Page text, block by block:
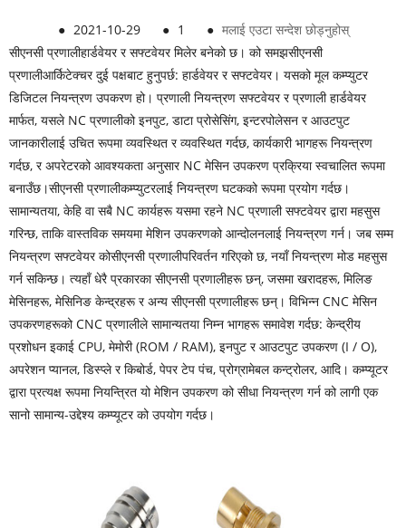
● 2021-10-29 ● 1 ● मलाई एउटा सन्देश छोड्नुहोस्
सीएनसी प्रणालीहार्डवेयर र सफ्टवेयर मिलेर बनेको छ। को समझसीएनसी
प्रणालीआर्किटेक्चर दुई पक्षबाट हुनुपर्छ: हार्डवेयर र सफ्टवेयर। यसको मूल कम्प्युटर
डिजिटल नियन्त्रण उपकरण हो। प्रणाली नियन्त्रण सफ्टवेयर र प्रणाली हार्डवेयर
मार्फत, यसले NC प्रणालीको इनपुट, डाटा प्रोसेसिंग, इन्टरपोलेसन र आउटपुट
जानकारीलाई उचित रूपमा व्यवस्थित र व्यवस्थित गर्दछ, कार्यकारी भागहरू नियन्त्रण
गर्दछ, र अपरेटरको आवश्यकता अनुसार NC मेसिन उपकरण प्रक्रिया स्वचालित रूपमा
बनाउँछ।सीएनसी प्रणालीकम्प्युटरलाई नियन्त्रण घटकको रूपमा प्रयोग गर्दछ।
सामान्यतया, केहि वा सबै NC कार्यहरू यसमा रहने NC प्रणाली सफ्टवेयर द्वारा महसुस
गरिन्छ, ताकि वास्तविक समयमा मेशिन उपकरणको आन्दोलनलाई नियन्त्रण गर्न। जब सम्म
नियन्त्रण सफ्टवेयर कोसीएनसी प्रणालीपरिवर्तन गरिएको छ, नयाँ नियन्त्रण मोड महसुस
गर्न सकिन्छ। त्यहाँ धेरै प्रकारका सीएनसी प्रणालीहरू छन्, जसमा खरादहरू, मिलिङ
मेसिनहरू, मेसिनिङ केन्द्रहरू र अन्य सीएनसी प्रणालीहरू छन्। विभिन्न CNC मेसिन
उपकरणहरूको CNC प्रणालीले सामान्यतया निम्न भागहरू समावेश गर्दछ: केन्द्रीय
प्रशोधन इकाई CPU, मेमोरी (ROM / RAM), इनपुट र आउटपुट उपकरण (I / O),
अपरेशन प्यानल, डिस्प्ले र किबोर्ड, पेपर टेप पंच, प्रोग्रामेबल कन्ट्रोलर, आदि। कम्प्यूटर
द्वारा प्रत्यक्ष रूपमा नियन्त्रित यो मेशिन उपकरण को सीधा नियन्त्रण गर्न को लागी एक
सानो सामान्य-उद्देश्य कम्प्यूटर को उपयोग गर्दछ।